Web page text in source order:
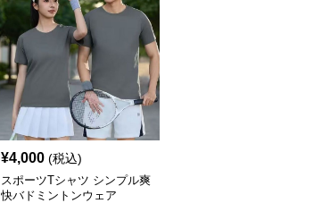
¥4,000 (税込)
スポーツTシャツ シンプル爽
快バドミントンウェア